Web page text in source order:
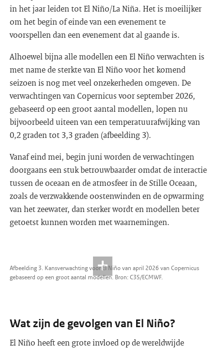
in het jaar leiden tot El Niño/La Niña. Het is moeilijker
om het begin of einde van een evenement te
voorspellen dan een evenement dat al gaande is.
Alhoewel bijna alle modellen een El Niño verwachten is
met name de sterkte van El Niño voor het komend
seizoen is nog met veel onzekerheden omgeven. De
verwachtingen van Copernicus voor september 2026,
gebaseerd op een groot aantal modellen, lopen nu
bijvoorbeeld uiteen van een temperatuurafwijking van
0,2 graden tot 3,3 graden (afbeelding 3).
Vanaf eind mei, begin juni worden de verwachtingen
doorgaans een stuk betrouwbaarder omdat de interactie
tussen de oceaan en de atmosfeer in de Stille Oceaan,
zoals de verzwakkende oostenwinden en de opwarming
van het zeewater, dan sterker wordt en modellen beter
getoetst kunnen worden met waarnemingen.
Afbeelding 3. Kansverwachting voor El Niño van april 2026 van Copernicus
gebaseerd op een groot aantal modellen. Bron: C3S/ECMWF.
Wat zijn de gevolgen van El Niño?
El Niño heeft een grote invloed op de wereldwijde